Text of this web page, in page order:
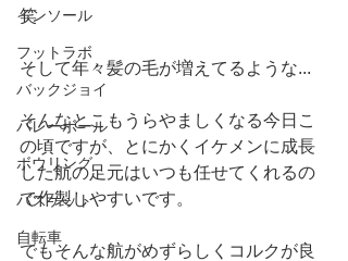
インソール
フットラボ
バックジョイ
バレーボール
ボウリング
バスケット
自転車
笑
そして年々髪の毛が増えてるような...
そんなとこもうらやましくなる今日こ
の頃ですが、とにかくイケメンに成長
した航の足元はいつも任せてくれるの
で作製しやすいです。
でもそんな航がめずらしくコルクが良